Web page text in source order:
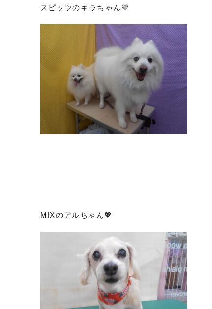
スピッツのキラちゃん💛
MIXのアルちゃん💖